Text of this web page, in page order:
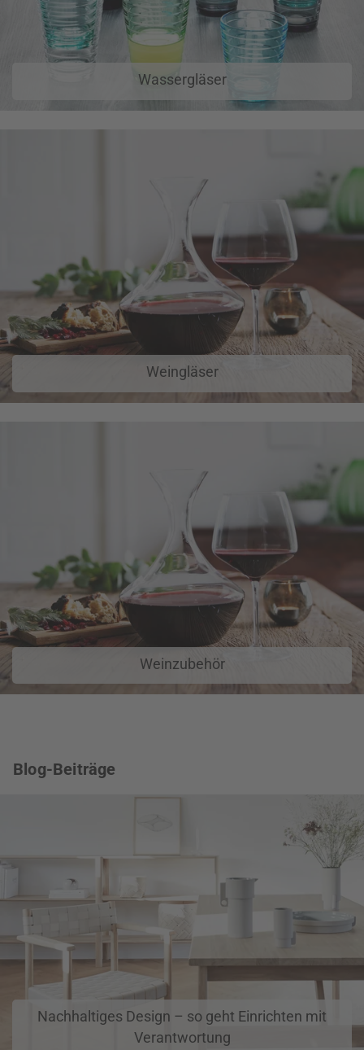
Wassergläser
Weingläser
Weinzubehör
Blog-Beiträge
Nachhaltiges Design – so geht Einrichten mit
Verantwortung